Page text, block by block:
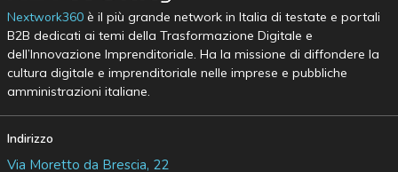
Nextwork360è il più grande network in Italia di testate e portali
B2B dedicati ai temi della Trasformazione Digitale e
dell’Innovazione Imprenditoriale. Ha la missione di diffondere la
cultura digitale e imprenditoriale nelle imprese e pubbliche
amministrazioni italiane.
Indirizzo
Via Moretto da Brescia, 22